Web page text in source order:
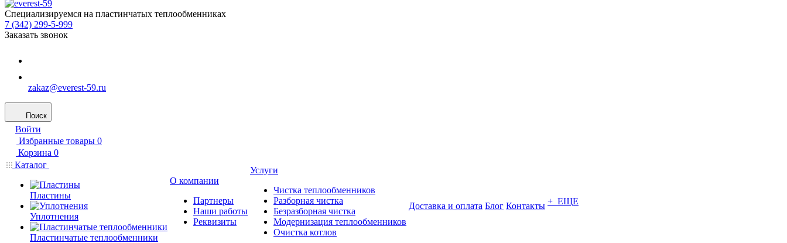
Специализируемся на пластинчатых теплообменниках
7 (342) 299-5-999
Заказать звонок
zakaz@everest-59.ru
Поиск
Войти
Избранные товары 0
Корзина 0
Каталог
Пластины
Уплотнения
Пластинчатые теплообменники
О компании
Партнеры
Наши работы
Реквизиты
Услуги
Чистка теплообменников
Разборная чистка
Безразборная чистка
Модернизация теплообменников
Очистка котлов
Доставка и оплата Блог Контакты + ЕЩЕ